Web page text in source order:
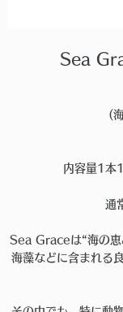
Sea
(
内容量1本
通
Sea Graceは“海の恵
海藻などに含まれる